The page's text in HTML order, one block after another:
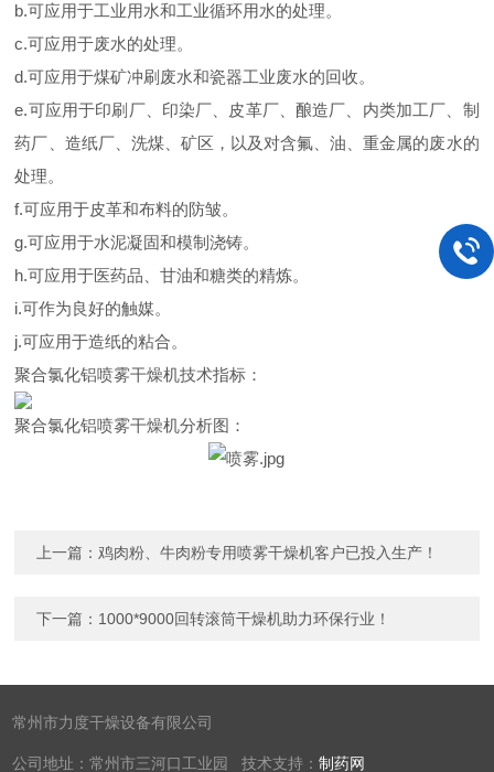
b.可应用于工业用水和工业循环用水的处理。
c.可应用于废水的处理。
d.可应用于煤矿冲刷废水和瓷器工业废水的回收。
e.可应用于印刷厂、印染厂、皮革厂、酿造厂、内类加工厂、制
药厂、造纸厂、洗煤、矿区，以及对含氟、油、重金属的废水的
处理。
f.可应用于皮革和布料的防皱。
g.可应用于水泥凝固和模制浇铸。
h.可应用于医药品、甘油和糖类的精炼。
i.可作为良好的触媒。
j.可应用于造纸的粘合。
聚合氯化铝喷雾干燥机技术指标：
聚合氯化铝喷雾干燥机分析图：
上一篇： 鸡肉粉、牛肉粉专用喷雾干燥机客户已投入生产！
下一篇： 1000*9000回转滚筒干燥机助力环保行业！
常州市力度干燥设备有限公司
公司地址：常州市三河口工业园 技术支持：制药网